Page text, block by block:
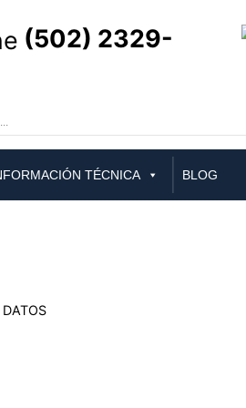
(502) 2329-
TÉCNICA BLOG